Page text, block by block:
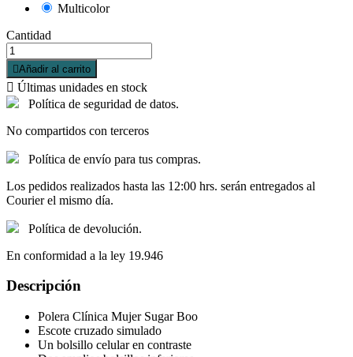
Multicolor
Cantidad
Añadir al carrito
 Últimas unidades en stock
Política de seguridad de datos.
No compartidos con terceros
Política de envío para tus compras.
Los pedidos realizados hasta las 12:00 hrs. serán entregados al
Courier el mismo día.
Política de devolución.
En conformidad a la ley 19.946
Descripción
Polera Clínica Mujer Sugar Boo
Escote cruzado simulado
Un bolsillo celular en contraste